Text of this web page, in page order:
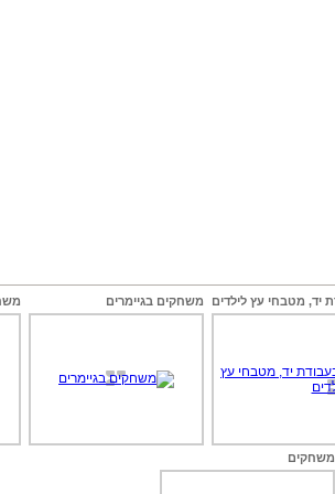
משחקים בגיימרים
משחקים